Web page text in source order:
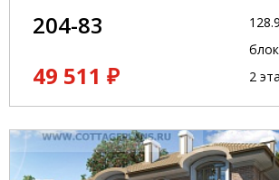
204-83
49 511 ₽
2